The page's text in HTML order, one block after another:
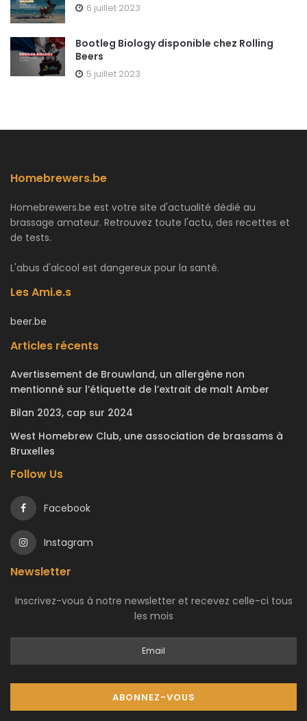
6 juillet 2023
Bootleg Biology disponible chez Rolling
Beers
5 juillet 2023
Homebrewers.be
Homebrewers.be est votre site d'actualité dédié au
brassage amateur. Retrouvez toute l'actu, des recettes et
de tests.
L'abus d'alcool est dangereux pour la santé.
Les Ami.e.s
beer.be
Articles récents
Avertissement de Brouwland, un allergène non
mentionné sur l’étiquette de l’extrait de malt Amber
Bilan 2023, cap sur 2024
West Homebrew Club, une association de brassams à
Bruxelles
Follow Us
Facebook
Instagram
Newsletter
Inscrivez-vous à notre newsletter et recevez celle-ci tous
les mois